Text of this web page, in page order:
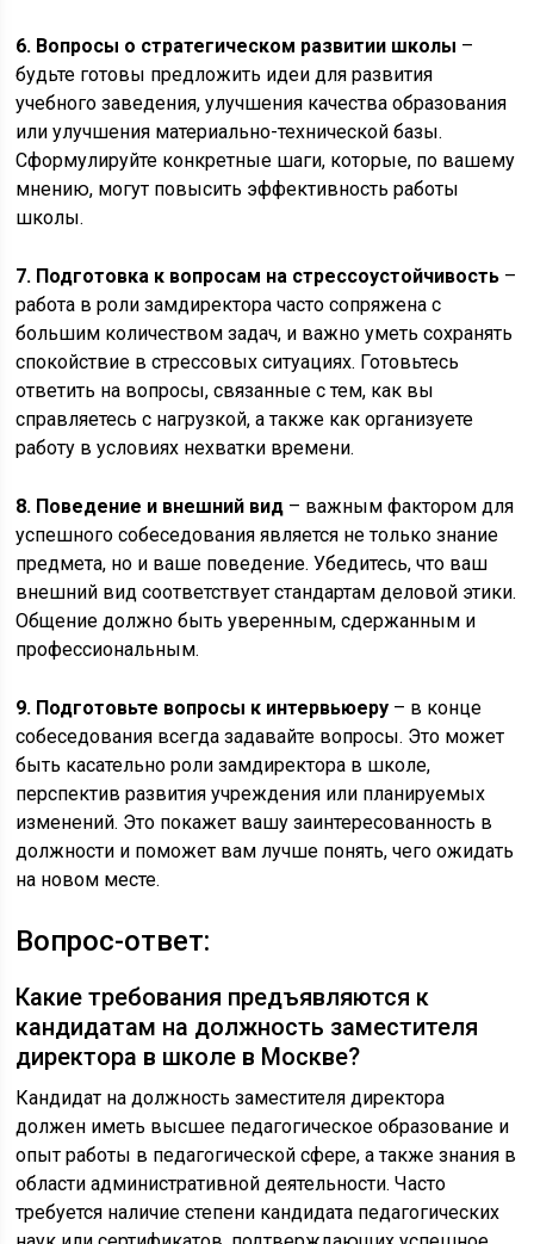
6. Вопросы о стратегическом развитии школы –
будьте готовы предложить идеи для развития
учебного заведения, улучшения качества образования
или улучшения материально-технической базы.
Сформулируйте конкретные шаги, которые, по вашему
мнению, могут повысить эффективность работы
школы.
7. Подготовка к вопросам на стрессоустойчивость –
работа в роли замдиректора часто сопряжена с
большим количеством задач, и важно уметь сохранять
спокойствие в стрессовых ситуациях. Готовьтесь
ответить на вопросы, связанные с тем, как вы
справляетесь с нагрузкой, а также как организуете
работу в условиях нехватки времени.
8. Поведение и внешний вид – важным фактором для
успешного собеседования является не только знание
предмета, но и ваше поведение. Убедитесь, что ваш
внешний вид соответствует стандартам деловой этики.
Общение должно быть уверенным, сдержанным и
профессиональным.
9. Подготовьте вопросы к интервьюеру – в конце
собеседования всегда задавайте вопросы. Это может
быть касательно роли замдиректора в школе,
перспектив развития учреждения или планируемых
изменений. Это покажет вашу заинтересованность в
должности и поможет вам лучше понять, чего ожидать
на новом месте.
Вопрос-ответ:
Какие требования предъявляются к
кандидатам на должность заместителя
директора в школе в Москве?
Кандидат на должность заместителя директора
должен иметь высшее педагогическое образование и
опыт работы в педагогической сфере, а также знания в
области административной деятельности. Часто
требуется наличие степени кандидата педагогических